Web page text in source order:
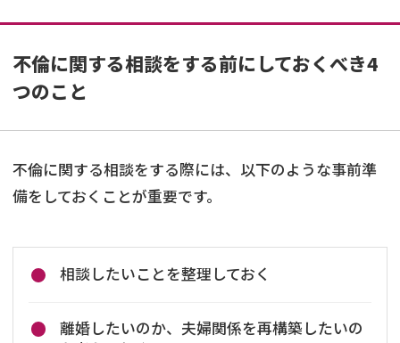
不倫に関する相談をする前にしておくべき4
つのこと
不倫に関する相談をする際には、以下のような事前準
備をしておくことが重要です。
相談したいことを整理しておく
離婚したいのか、夫婦関係を再構築したいの